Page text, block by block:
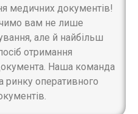
медичних документів!
вам не лише
але й найбільш
отримання
Наша команда
ринку оперативного